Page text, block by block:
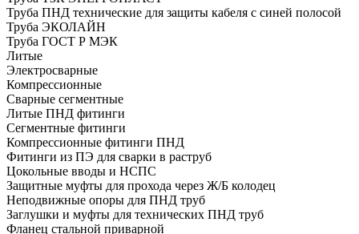
Труба ПНД технические для защиты кабеля с синей полосой
Труба ЭКОЛАЙН
Труба ГОСТ Р МЭК
Литые
Электросварные
Компрессионные
Сварные сегментные
Литые ПНД фитинги
Сегментные фитинги
Компрессионные фитинги ПНД
Фитинги из ПЭ для сварки в раструб
Цокольные вводы и НСПС
Защитные муфты для прохода через Ж/Б колодец
Неподвижные опоры для ПНД труб
Заглушки и муфты для технических ПНД труб
Фланец стальной приварной